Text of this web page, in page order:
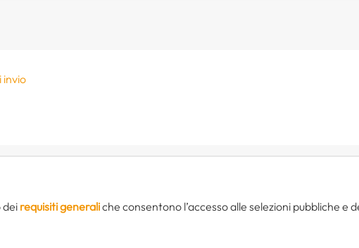
invio
deirequisiti generaliche consentono l’accesso alle selezioni pubbliche e